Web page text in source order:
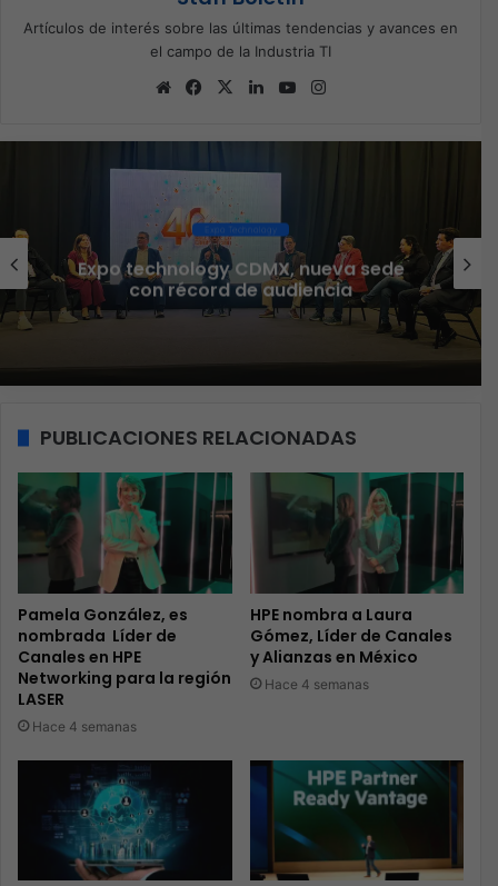
Artículos de interés sobre las últimas tendencias y avances en
el campo de la Industria TI
Sitio
Facebook
X LinkedInYouTube
Ciberseguridad
Veeam nombra a Fernando Zambrana
Country Manager para México
PUBLICACIONES RELACIONADAS
Pamela González, es
nombrada Líder de
Canales en HPE
Networking para la región
LASER
Hace 4 semanas
HPE nombra a Laura
Gómez, Líder de Canales
y Alianzas en México
Hace 4 semanas